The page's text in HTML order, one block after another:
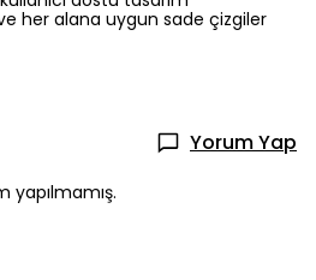
her alana uygun sade çizgiler
Yorum Yap
yapılmamış.